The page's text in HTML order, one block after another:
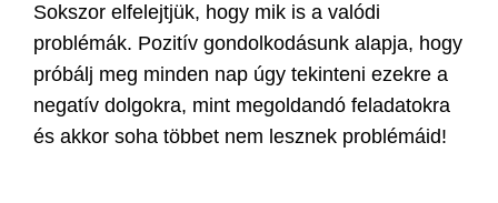
Sokszor elfelejtjük, hogy mik is a valódi
problémák. Pozitív gondolkodásunk alapja, hogy
próbálj meg minden nap úgy tekinteni ezekre a
negatív dolgokra, mint megoldandó feladatokra
és akkor soha többet nem lesznek problémáid!